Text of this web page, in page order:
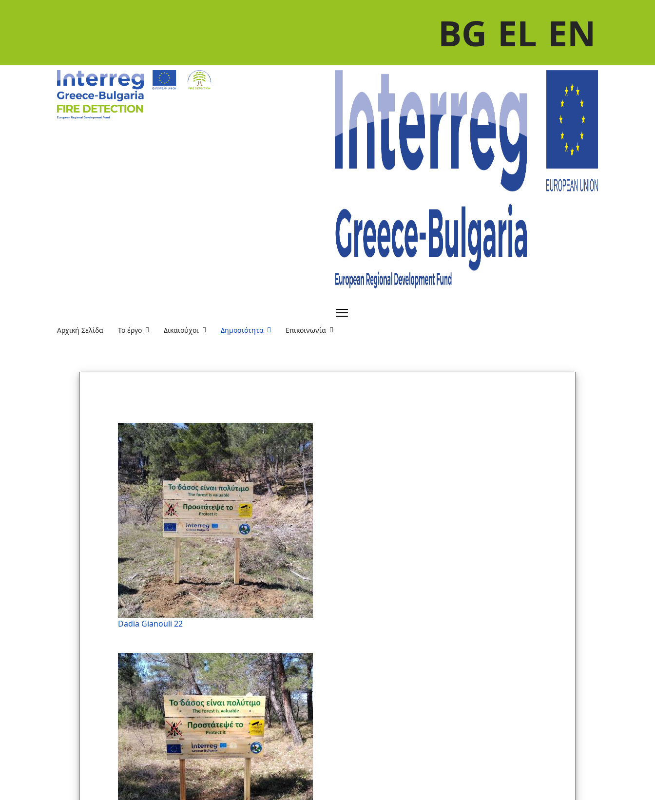
BG EL EN
Αρχική Σελίδα Το έργο Δικαιούχοι Δημοσιότητα Επικοινωνία
Dadia Gianouli 22